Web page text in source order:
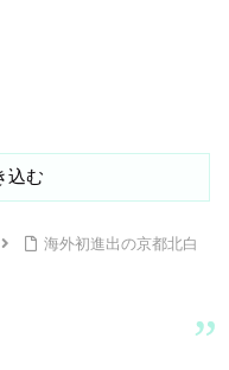
込む
海外初進出の京都北白